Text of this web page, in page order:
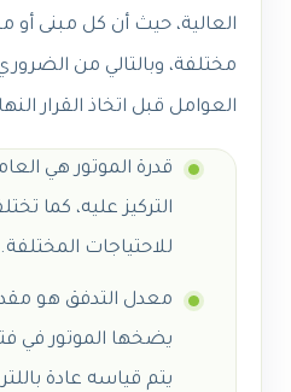
العالية، حيث أن كل مبنى أو
مختلفة، وبالتالي من
العوامل قبل اتخاذ القرار
قدرة الموتور هي
التركيز عليه، كما
للاحتياجات المختلفة.
معدل التدفق هو
يضخها الموتور في
يتم قياسه عادة